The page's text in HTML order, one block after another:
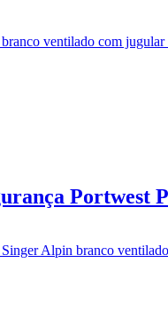
Portwest